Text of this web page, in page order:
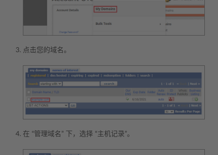
点击您的域名。
在 “管理域名” 下，选择 “主机记录”。